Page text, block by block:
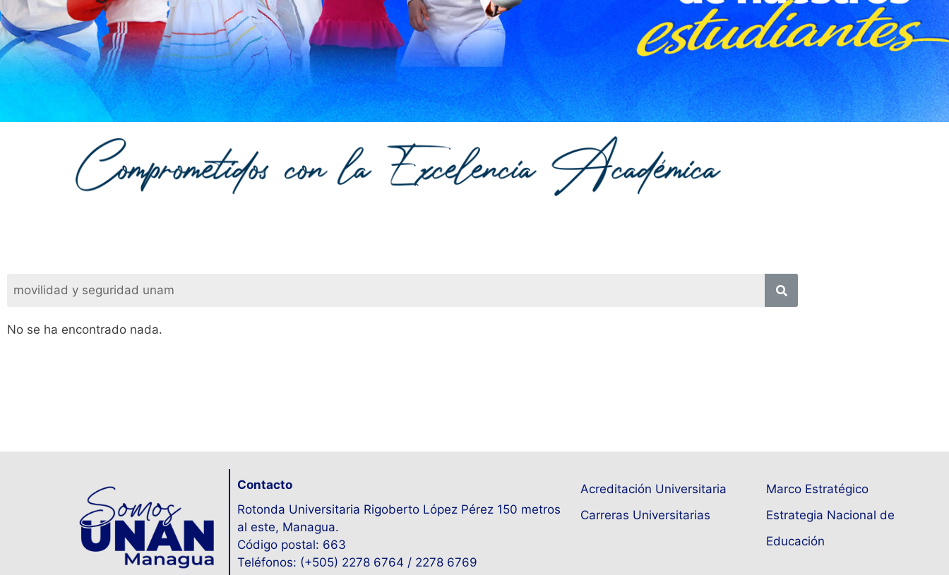
No se ha encontrado nada.
Contacto
Rotonda Universitaria Rigoberto López Pérez 150 metros
al este, Managua.
Código postal: 663
Teléfonos: (+505) 2278 6764 / 2278 6769
Acreditación Universitaria
Carreras Universitarias
Marco Estratégico
Estrategia Nacional de
Educación